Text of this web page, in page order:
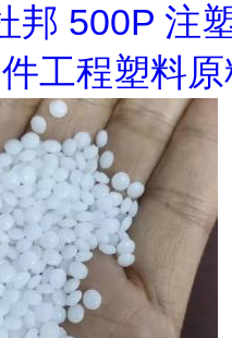
邦 500P 注
工程塑料原